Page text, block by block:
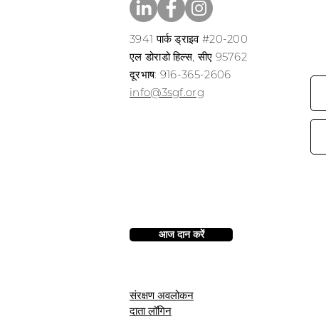
3941 पार्क ड्राइव #20-200
एल डोराडो हिल्स, सीए 95762
​​दूरभाष: 916-365-2606
​info@3sgf.org
आज दान करें
संरक्षण अवलोकन
दाता लॉगिन